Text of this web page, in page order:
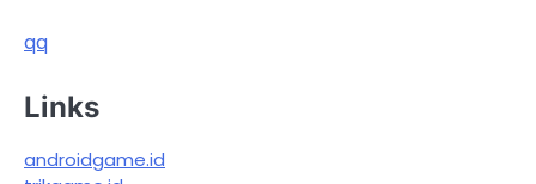
qq
Links
androidgame.id